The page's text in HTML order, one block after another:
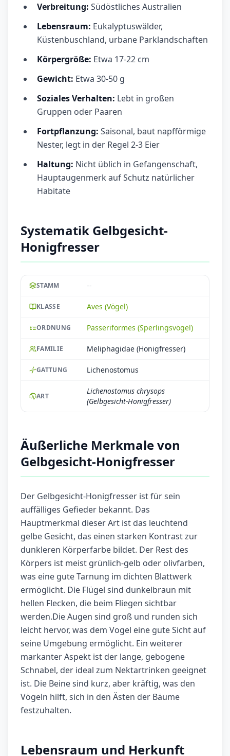
Verbreitung: Südöstliches Australien
Lebensraum: Eukalyptuswälder,
Küstenbuschland, urbane Parklandschaften
Körpergröße: Etwa 17-22 cm
Gewicht: Etwa 30-50 g
Soziales Verhalten: Lebt in großen
Gruppen oder Paaren
Fortpflanzung: Saisonal, baut napfförmige
Nester, legt in der Regel 2-3 Eier
Haltung: Nicht üblich in Gefangenschaft,
Hauptaugenmerk auf Schutz natürlicher
Habitate
Systematik Gelbgesicht-
Honigfresser
STAMM --
KLASSE Aves (Vögel)
ORDNUNG Passeriformes (Sperlingsvögel)
FAMILIE Meliphagidae (Honigfresser)
GATTUNG Lichenostomus
ART
Lichenostomus chrysops
(Gelbgesicht-Honigfresser)
Äußerliche Merkmale von
Gelbgesicht-Honigfresser
Der Gelbgesicht-Honigfresser ist für sein
auffälliges Gefieder bekannt. Das
Hauptmerkmal dieser Art ist das leuchtend
gelbe Gesicht, das einen starken Kontrast zur
dunkleren Körperfarbe bildet. Der Rest des
Körpers ist meist grünlich-gelb oder olivfarben,
was eine gute Tarnung im dichten Blattwerk
ermöglicht. Die Flügel sind dunkelbraun mit
hellen Flecken, die beim Fliegen sichtbar
werden.Die Augen sind groß und runden sich
leicht hervor, was dem Vogel eine gute Sicht auf
seine Umgebung ermöglicht. Ein weiterer
markanter Aspekt ist der lange, gebogene
Schnabel, der ideal zum Nektartrinken geeignet
ist. Die Beine sind kurz, aber kräftig, was den
Vögeln hilft, sich in den Ästen der Bäume
festzuhalten.
Lebensraum und Herkunft